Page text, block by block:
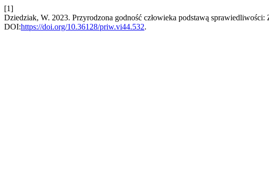
[1]
Dziedziak, W. 2023. Przyrodzona godność człowieka podstawą sprawiedliwości:
DOI:https://doi.org/10.36128/priw.vi44.532.